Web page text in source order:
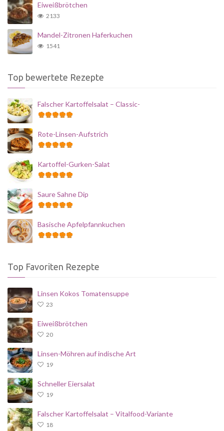
Eiweißbrötchen
2133
Mandel-Zitronen Haferkuchen
1541
Top bewertete Rezepte
Falscher Kartoffelsalat – Classic-
Rote-Linsen-Aufstrich
Kartoffel-Gurken-Salat
Saure Sahne Dip
Basische Apfelpfannkuchen
Top Favoriten Rezepte
Linsen Kokos Tomatensuppe
23
Eiweißbrötchen
20
Linsen-Möhren auf indische Art
19
Schneller Eiersalat
19
Falscher Kartoffelsalat – Vitalfood-Variante
18